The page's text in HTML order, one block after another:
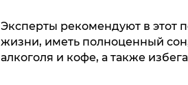
Эксперты рекомендуют в этот
жизни, иметь полноценный сон,
алкоголя и кофе, а также